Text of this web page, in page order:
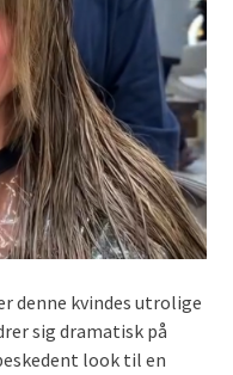
denne kvindes utrolige
sig dramatisk på
look til en